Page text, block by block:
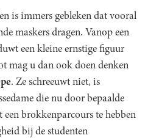
is immers gebleken dat vooral
maskers dragen. Vanop een
een kleine ernstige figuur
mag u dan ook doen denken
. Ze schreeuwt niet, is
die nu door bepaalde
brokkenparcours te hebben
bij de studenten